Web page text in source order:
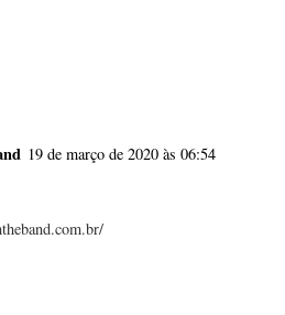
19 de março de 2020 às 06:54